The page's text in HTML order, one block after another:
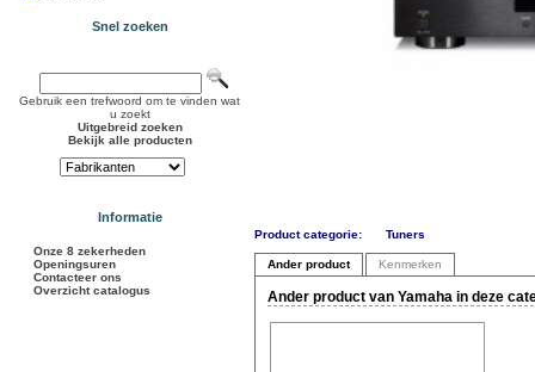
Snel zoeken
Gebruik een trefwoord om te vinden wat
u zoekt
Uitgebreid zoeken
Bekijk alle producten
Informatie
Onze 8 zekerheden
Openingsuren
Contacteer ons
Overzicht catalogus
Product categorie: Tuners
Ander product Kenmerken
Ander product van Yamaha in deze